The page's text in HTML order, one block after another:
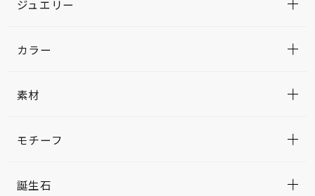
ジュエリー
カラー
素材
モチーフ
誕生石